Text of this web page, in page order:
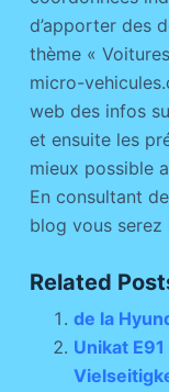
d’apporter des
thème «
micro-
web des infos
et ensuite les
mieux possible
En consultant
blog vous serez
Related
de la
Unikat